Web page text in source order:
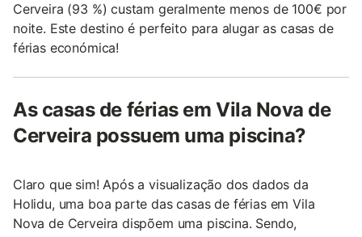
Cerveira (93 %) custam geralmente menos de 100€ por
noite. Este destino é perfeito para alugar as casas de
férias económica!
As casas de férias em Vila Nova de
Cerveira possuem uma piscina?
Claro que sim! Após a visualização dos dados da
Holidu, uma boa parte das casas de férias em Vila
Nova de Cerveira dispõem uma piscina. Sendo,